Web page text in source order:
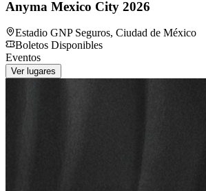
Anyma Mexico City 2026
Estadio GNP Seguros, Ciudad de México
Boletos Disponibles
Eventos
Ver lugares